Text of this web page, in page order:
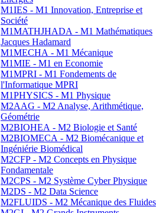
M1IES - M1 Innovation, Entreprise et
Société
M1MATHJHADA - M1 Mathématiques
Jacques Hadamard
M1MECHA - M1 Mécanique
M1MIE - M1 en Economie
M1MPRI - M1 Fondements de
l'Informatique MPRI
M1PHYSICS - M1 Physique
M2AAG - M2 Analyse, Arithmétique,
Géométrie
M2BIOHEA - M2 Biologie et Santé
M2BIOMECA - M2 Biomécanique et
Ingéniérie Biomédical
M2CFP - M2 Concepts en Physique
Fondamentale
M2CPS - M2 Système Cyber Physique
M2DS - M2 Data Science
M2FLUIDS - M2 Mécanique des Fluides